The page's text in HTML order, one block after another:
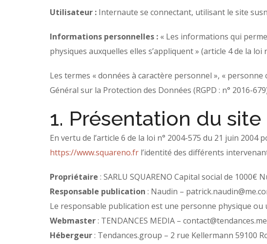
Utilisateur : Internaute se connectant, utilisant le site
Informations personnelles : « Les informations qui
physiques auxquelles elles s’appliquent » (article 4 de la loi
Les termes « données à caractère personnel », «
Général sur la Protection des Données (RGPD : n° 2016-
1. Présentation du
En vertu de l’article 6 de la loi n° 2004-575 du 21 juin
https://www.squareno.fr l’identité des différents
Propriétaire : SARLU SQUARENO Capital social de 1000€
Responsable publication : Naudin –
Le responsable publication est une personne physique ou
Webmaster: TENDANCES MEDIA –
Hébergeur: Tendances.group – 2 rue Kellermann 59100